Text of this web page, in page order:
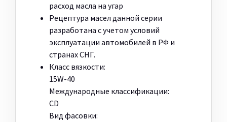
расход масла на угар
Рецептура масел данной серии
разработана с учетом условий
эксплуатации автомобилей в РФ и
странах СНГ.
Класс вязкости:
15W-40
Международные классификации:
CD
Вид фасовки: